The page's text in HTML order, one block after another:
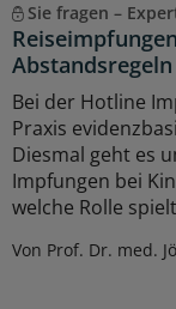
Sie fragen –
Bei der Hotline
Praxis
Diesmal geht es
Impfungen bei
welche Rolle
Von Prof. Dr. med.